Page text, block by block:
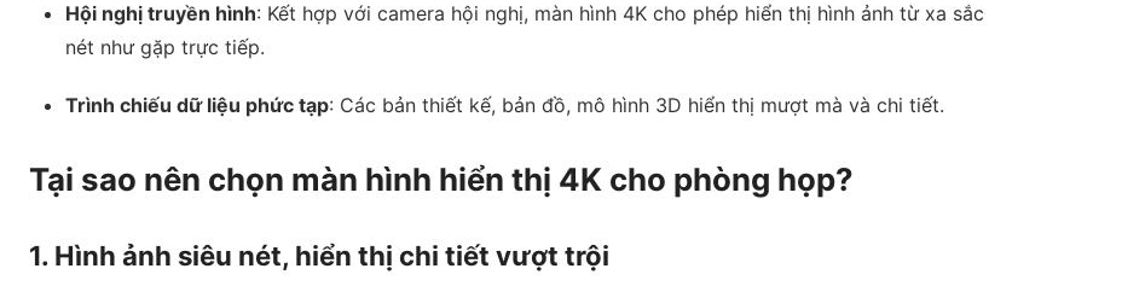
Hội nghị truyền hình: Kết hợp với camera hội nghị, màn hình 4K cho phép hiển thị hình ảnh từ xa sắc
nét như gặp trực tiếp.
Trình chiếu dữ liệu phức tạp: Các bản thiết kế, bản đồ, mô hình 3D hiển thị mượt mà và chi tiết.
Tại sao nên chọn màn hình hiển thị 4K cho phòng họp?
1. Hình ảnh siêu nét, hiển thị chi tiết vượt trội